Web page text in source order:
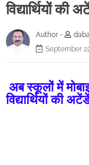
विद्यार्थियों की
Author -
September
अब स्कूलों में
विद्यार्थियों की